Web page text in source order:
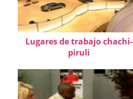
Lugares de trabajo chachi-
piruli